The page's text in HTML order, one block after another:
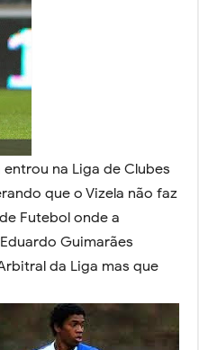
na Liga de Clubes
que o Vizela não faz
Futebol onde a
Guimarães
da Liga mas que